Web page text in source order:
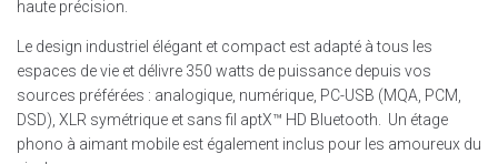
haute précision.
Le design industriel élégant et compact est adapté à tous les
espaces de vie et délivre 350 watts de puissance depuis vos
sources préférées : analogique, numérique, PC-USB (MQA, PCM,
DSD), XLR symétrique et sans fil aptX™ HD Bluetooth. Un étage
phono à aimant mobile est également inclus pour les amoureux du